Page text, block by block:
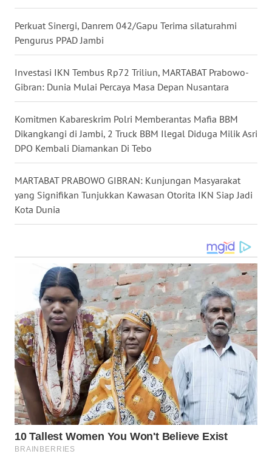
Perkuat Sinergi, Danrem 042/Gapu Terima silaturahmi
Pengurus PPAD Jambi
Investasi IKN Tembus Rp72 Triliun, MARTABAT Prabowo-
Gibran: Dunia Mulai Percaya Masa Depan Nusantara
Komitmen Kabareskrim Polri Memberantas Mafia BBM
Dikangkangi di Jambi, 2 Truck BBM Ilegal Diduga Milik Asri
DPO Kembali Diamankan Di Tebo
MARTABAT PRABOWO GIBRAN: Kunjungan Masyarakat
yang Signifikan Tunjukkan Kawasan Otorita IKN Siap Jadi
Kota Dunia
SIMALUNGUN
WN
LABUHANBATU
WN
WN DELI
TEBING
TINGGI
PAKPAK
WN
KARAWANG
WN
BEKASI
WN
BOGOR
WN
DEPOK